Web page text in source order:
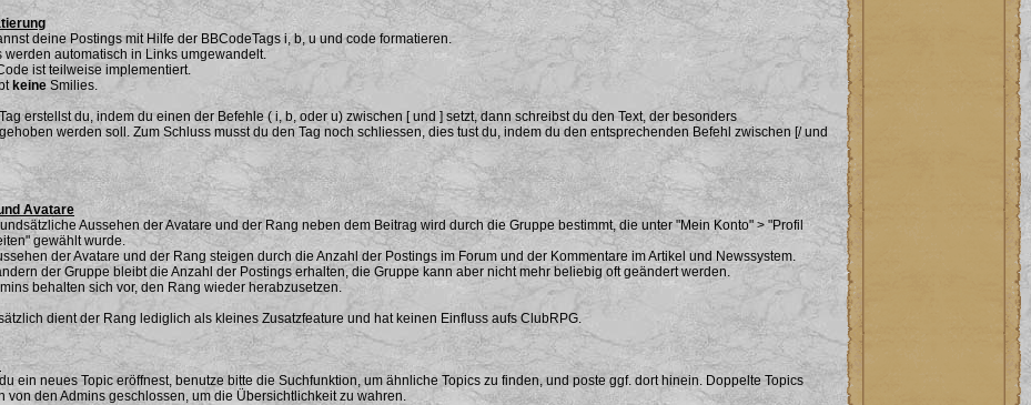
deine Postings mit Hilfe der BBCodeTags i, b, u und code formatieren.
werden automatisch in Links umgewandelt.
ist teilweise implementiert.
keine Smilies.
erstellst du, indem du einen der Befehle ( i, b, oder u) zwischen [ und ] setzt, dann schreibst du den Text, der besonders
werden soll. Zum Schluss musst du den Tag noch schliessen, dies tust du, indem du den entsprechenden Befehl zwischen [/ und
Avatare
Aussehen der Avatare und der Rang neben dem Beitrag wird durch die Gruppe bestimmt, die unter "Mein Konto" > "Profil
gewählt wurde.
der Avatare und der Rang steigen durch die Anzahl der Postings im Forum und der Kommentare im Artikel und Newssystem.
der Gruppe bleibt die Anzahl der Postings erhalten, die Gruppe kann aber nicht mehr beliebig oft geändert werden.
behalten sich vor, den Rang wieder herabzusetzen.
dient der Rang lediglich als kleines Zusatzfeature und hat keinen Einfluss aufs ClubRPG.
ein neues Topic eröffnest, benutze bitte die Suchfunktion, um ähnliche Topics zu finden, und poste ggf. dort hinein. Doppelte Topics
von den Admins geschlossen, um die Übersichtlichkeit zu wahren.